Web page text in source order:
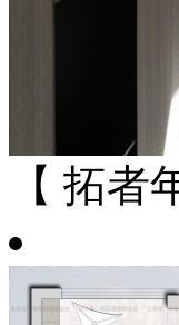
【 拓者